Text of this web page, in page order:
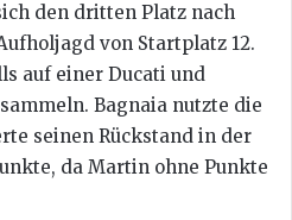
den dritten Platz nach
von Startplatz 12.
auf einer Ducati und
Bagnaia nutzte die
seinen Rückstand in der
da Martin ohne Punkte